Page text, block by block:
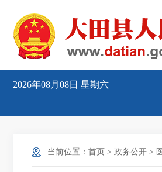
2026年08月08日 星期六
当前位置： 首页 > 政务公开 >